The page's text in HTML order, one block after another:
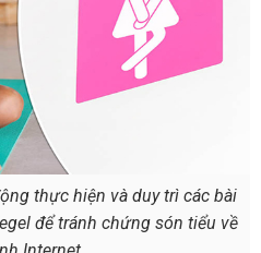
thực hiện và duy trì các bài
để tránh chứng són tiểu về